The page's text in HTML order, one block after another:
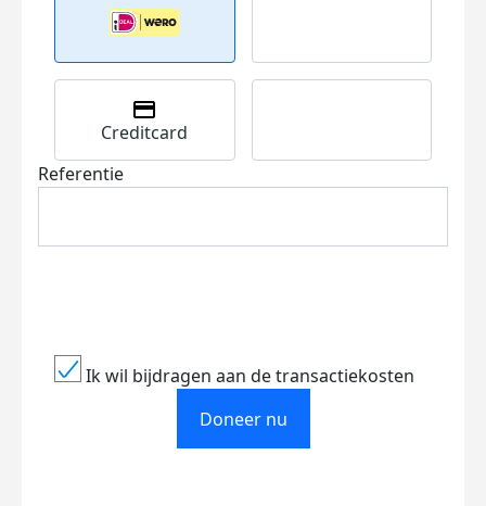
Creditcard
Referentie
Ik wil bijdragen aan de transactiekosten
Doneer nu